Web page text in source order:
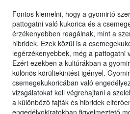
Fontos kiemelni, hogy a gyomirtó
pattogatni való kukorica és a
érzékenyebben reagálnak, mint a
hibridek. Ezek közül is a
legérzékenyebbek, még a pattogatni
Ezért ezekben a kultúrákban a
különös körültekintést igényel.
csemegekukoricában való
vizsgálatokat kell végrehajtani a
a különböző fajták és hibridek